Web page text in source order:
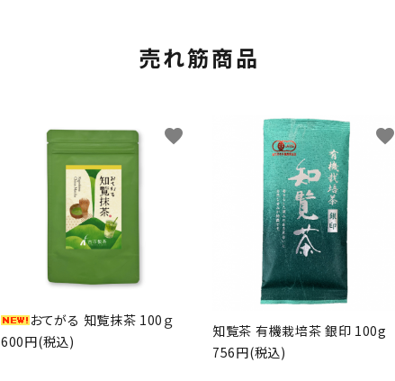
売れ筋商品
おてがる 知覧抹茶 100ｇ
600円(税込)
favorite
知覧茶 有機栽培茶 銀印 100g
756円(税込)
favorite